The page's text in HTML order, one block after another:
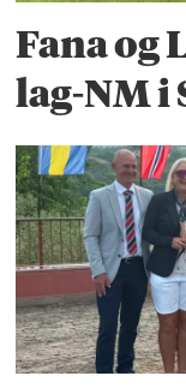
Fana og
lag-NM i